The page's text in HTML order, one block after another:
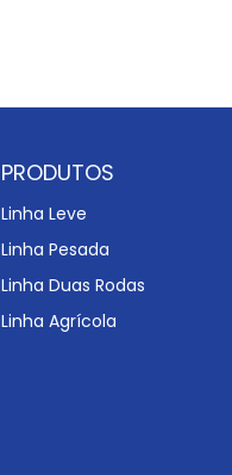
PRODUTOS
Linha Leve
Linha Pesada
Linha Duas Rodas
Linha Agrícola